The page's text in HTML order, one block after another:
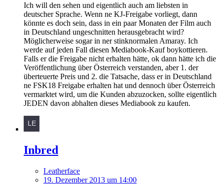
Ich will den sehen und eigentlich auch am liebsten in
deutscher Sprache. Wenn ne KJ-Freigabe vorliegt, dann
könnte es doch sein, dass in ein paar Monaten der Film auch
in Deutschland ungeschnitten herausgebracht wird?
Möglicherweise sogar in ner stinknormalen Amaray. Ich
werde auf jeden Fall diesen Mediabook-Kauf boykottieren.
Falls er die Freigabe nicht erhalten hätte, ok dann hätte ich die
Veröffentlichung über Österreich verstanden, aber 1. der
überteuerte Preis und 2. die Tatsache, dass er in Deutschland
ne FSK18 Freigabe erhalten hat und dennoch über Österreich
vermarktet wird, um die Kunden abzuzocken, sollte eigentlich
JEDEN davon abhalten dieses Mediabook zu kaufen.
Inbred
Leatherface
19. Dezember 2013 um 14:00